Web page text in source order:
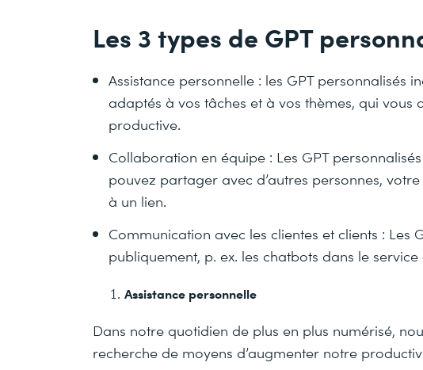
Les 3 types de GPT
Assistance personnelle : les GPT personnalisés
adaptés à vos tâches et à vos thèmes, qui
productive.
Collaboration en équipe : Les GPT
pouvez partager avec d’autres personnes,
à un lien.
Communication avec les clientes et clients : Les
publiquement, p. ex. les chatbots dans le service
Assistance personnelle
Dans notre quotidien de plus en plus numérisé,
recherche de moyens d’augmenter notre